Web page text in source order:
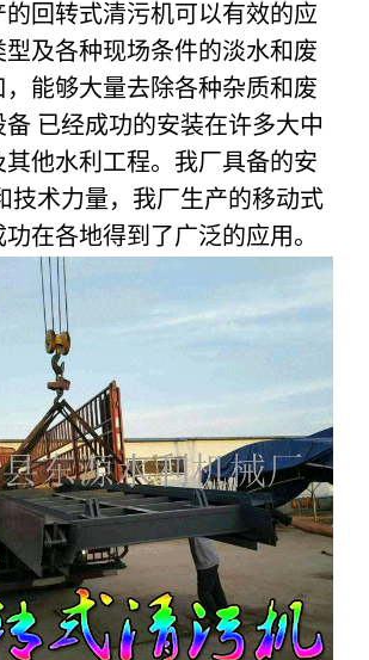
的回转式清污机可以有效的应
型及各种现场条件的淡水和废
，能够大量去除各种杂质和废
已经成功的安装在许多大中
其他水利工程。我厂具备的安
技术力量，我厂生产的移动式
在各地得到了广泛的应用。